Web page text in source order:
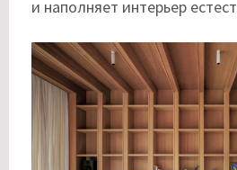
и наполняет интерьер